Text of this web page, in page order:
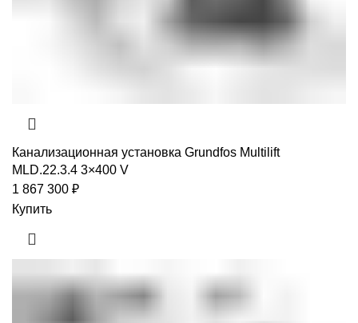
Канализационная установка Grundfos Multilift
MLD.22.3.4 3×400 V
1 867 300 ₽
Купить